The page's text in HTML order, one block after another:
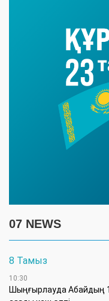
07 NEWS
8 Тамыз
10:30
Шыңғырлауда Абайдың